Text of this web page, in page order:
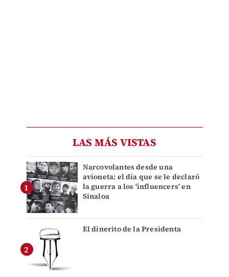
LAS MÁS VISTAS
Narcovolantes desde una
avioneta: el día que se le declaró
la guerra a los 'influencers' en
Sinaloa
El dinerito de la Presidenta